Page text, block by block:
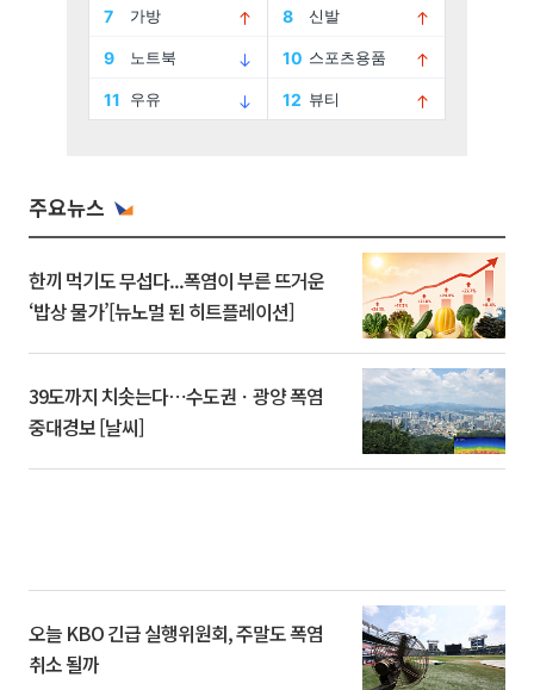
주요뉴스
한끼 먹기도 무섭다...폭염이 부른 뜨거운
‘밥상 물가’[뉴노멀 된 히트플레이션]
39도까지 치솟는다⋯수도권ㆍ광양 폭염
중대경보 [날씨]
오늘 KBO 긴급 실행위원회, 주말도 폭염
취소 될까